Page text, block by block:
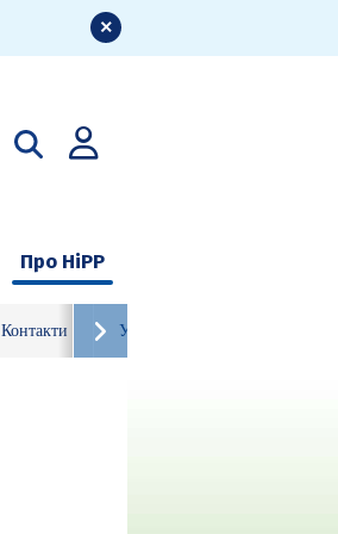
Про HiPP
Контакти Ура, HiPP 125 років!